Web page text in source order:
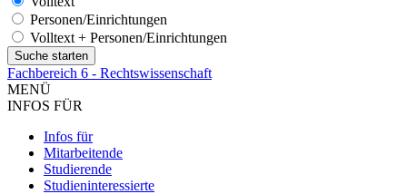
Personen/Einrichtungen
Volltext + Personen/Einrichtungen
Fachbereich 6 - Rechtswissenschaft
MENÜ
INFOS FÜR
Infos für
Mitarbeitende
Studierende
Studieninteressierte